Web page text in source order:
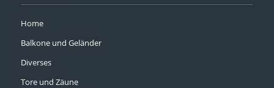
Home
Balkone und Geländer
Diverses
Tore und Zäune